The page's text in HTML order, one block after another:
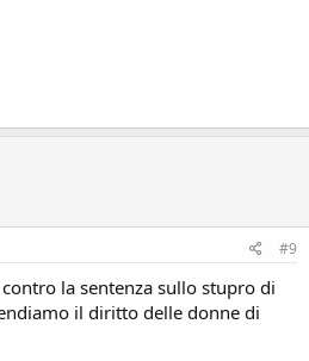
#9
la sentenza sullo stupro di
il diritto delle donne di